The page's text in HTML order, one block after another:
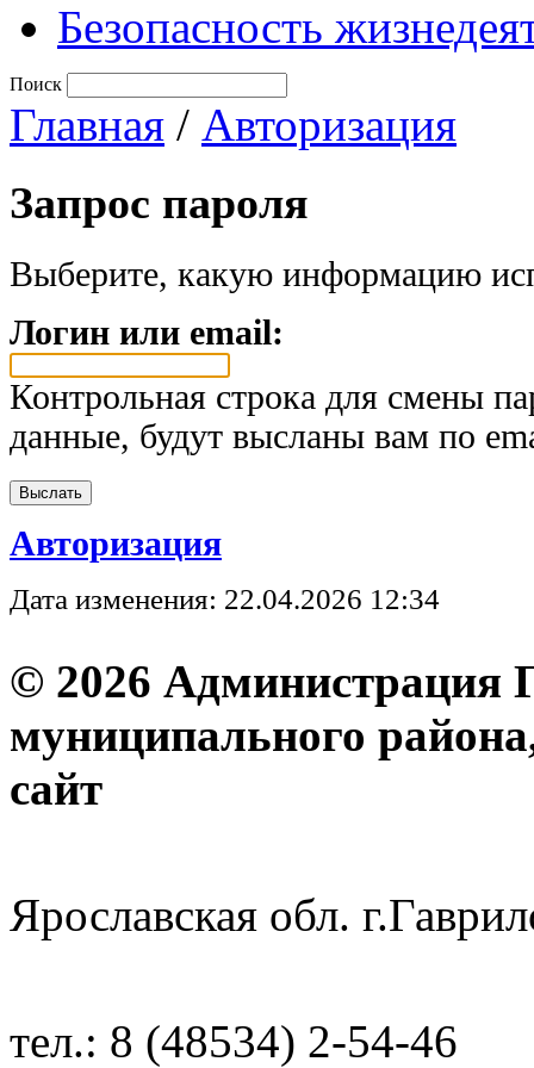
Безопасность
Поиск
Главная / Авторизация
Запрос пароля
Выберите, какую информацию
Логин или email:
Контрольная строка для смены
данные, будут высланы вам по
Авторизация
Дата изменения: 22.04.2026 12:34
© 2026 Администрация
муниципального
Ярославская обл.
тел.: 8 (48534) 2-54-46